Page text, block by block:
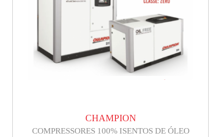
CHAMPION
COMPRESSORES 100% ISENTOS DE ÓLEO